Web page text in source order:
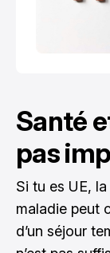
Santé
pas
Si tu es UE,
maladie peut
d’un séjour